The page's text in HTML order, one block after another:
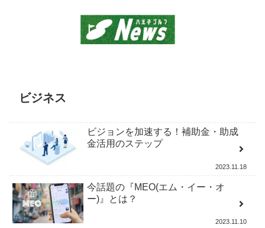
ビジネス
ビジョンを加速する！補助金・助成
金活用のステップ
2023.11.18
今話題の『MEO(エム・イー・オ
ー)』とは？
2023.11.10